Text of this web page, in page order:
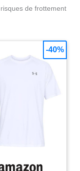
de frottement
-40%